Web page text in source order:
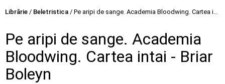
Librărie / Beletristica / Pe aripi de sange. Academia Bloodwing. Cartea intai - Briar Boleyn
Pe aripi de sange. Academia
Bloodwing. Cartea intai - Briar
Boleyn